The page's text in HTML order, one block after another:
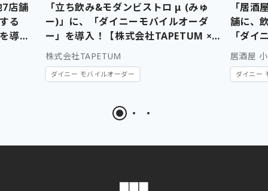
店舗
る
導
「立ち飲み&モダンビストロ μ (みゅ
ー)」に、「ダイニーモバイルオーダ
ー」を導入！【株式会社TAPETUM ×
株式会社ダイニー】
株式会社TAPETUM
ダイニー モバイルオーダー
「居酒
舗に、
「ダイ
入！【
× 株式
居酒屋
ダイニー